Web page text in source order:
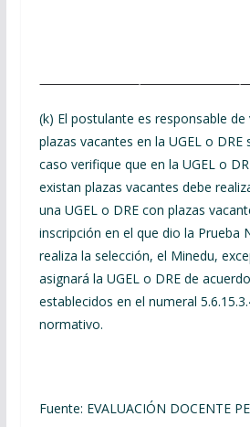
(k) El postulante es responsable
plazas vacantes en la UGEL o DRE
caso verifique que en la UGEL o
existan plazas vacantes debe
una UGEL o DRE con plazas
inscripción en el que dio la Prueba
realiza la selección, el Minedu,
asignará la UGEL o DRE de
establecidos en el numeral
normativo.
Fuente: EVALUACIÓN DOCENTE